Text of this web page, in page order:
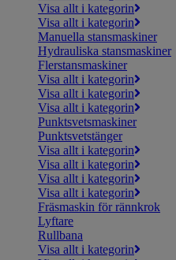
Visa allt i kategorin
Visa allt i kategorin
Manuella stansmaskiner
Hydrauliska stansmaskiner
Flerstansmaskiner
Visa allt i kategorin
Visa allt i kategorin
Visa allt i kategorin
Punktsvetsmaskiner
Punktsvetstänger
Visa allt i kategorin
Visa allt i kategorin
Visa allt i kategorin
Visa allt i kategorin
Fräsmaskin för rännkrok
Lyftare
Rullbana
Visa allt i kategorin